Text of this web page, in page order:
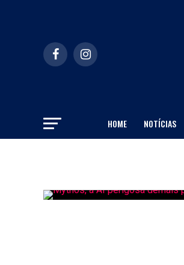
HOME NOTÍCIAS